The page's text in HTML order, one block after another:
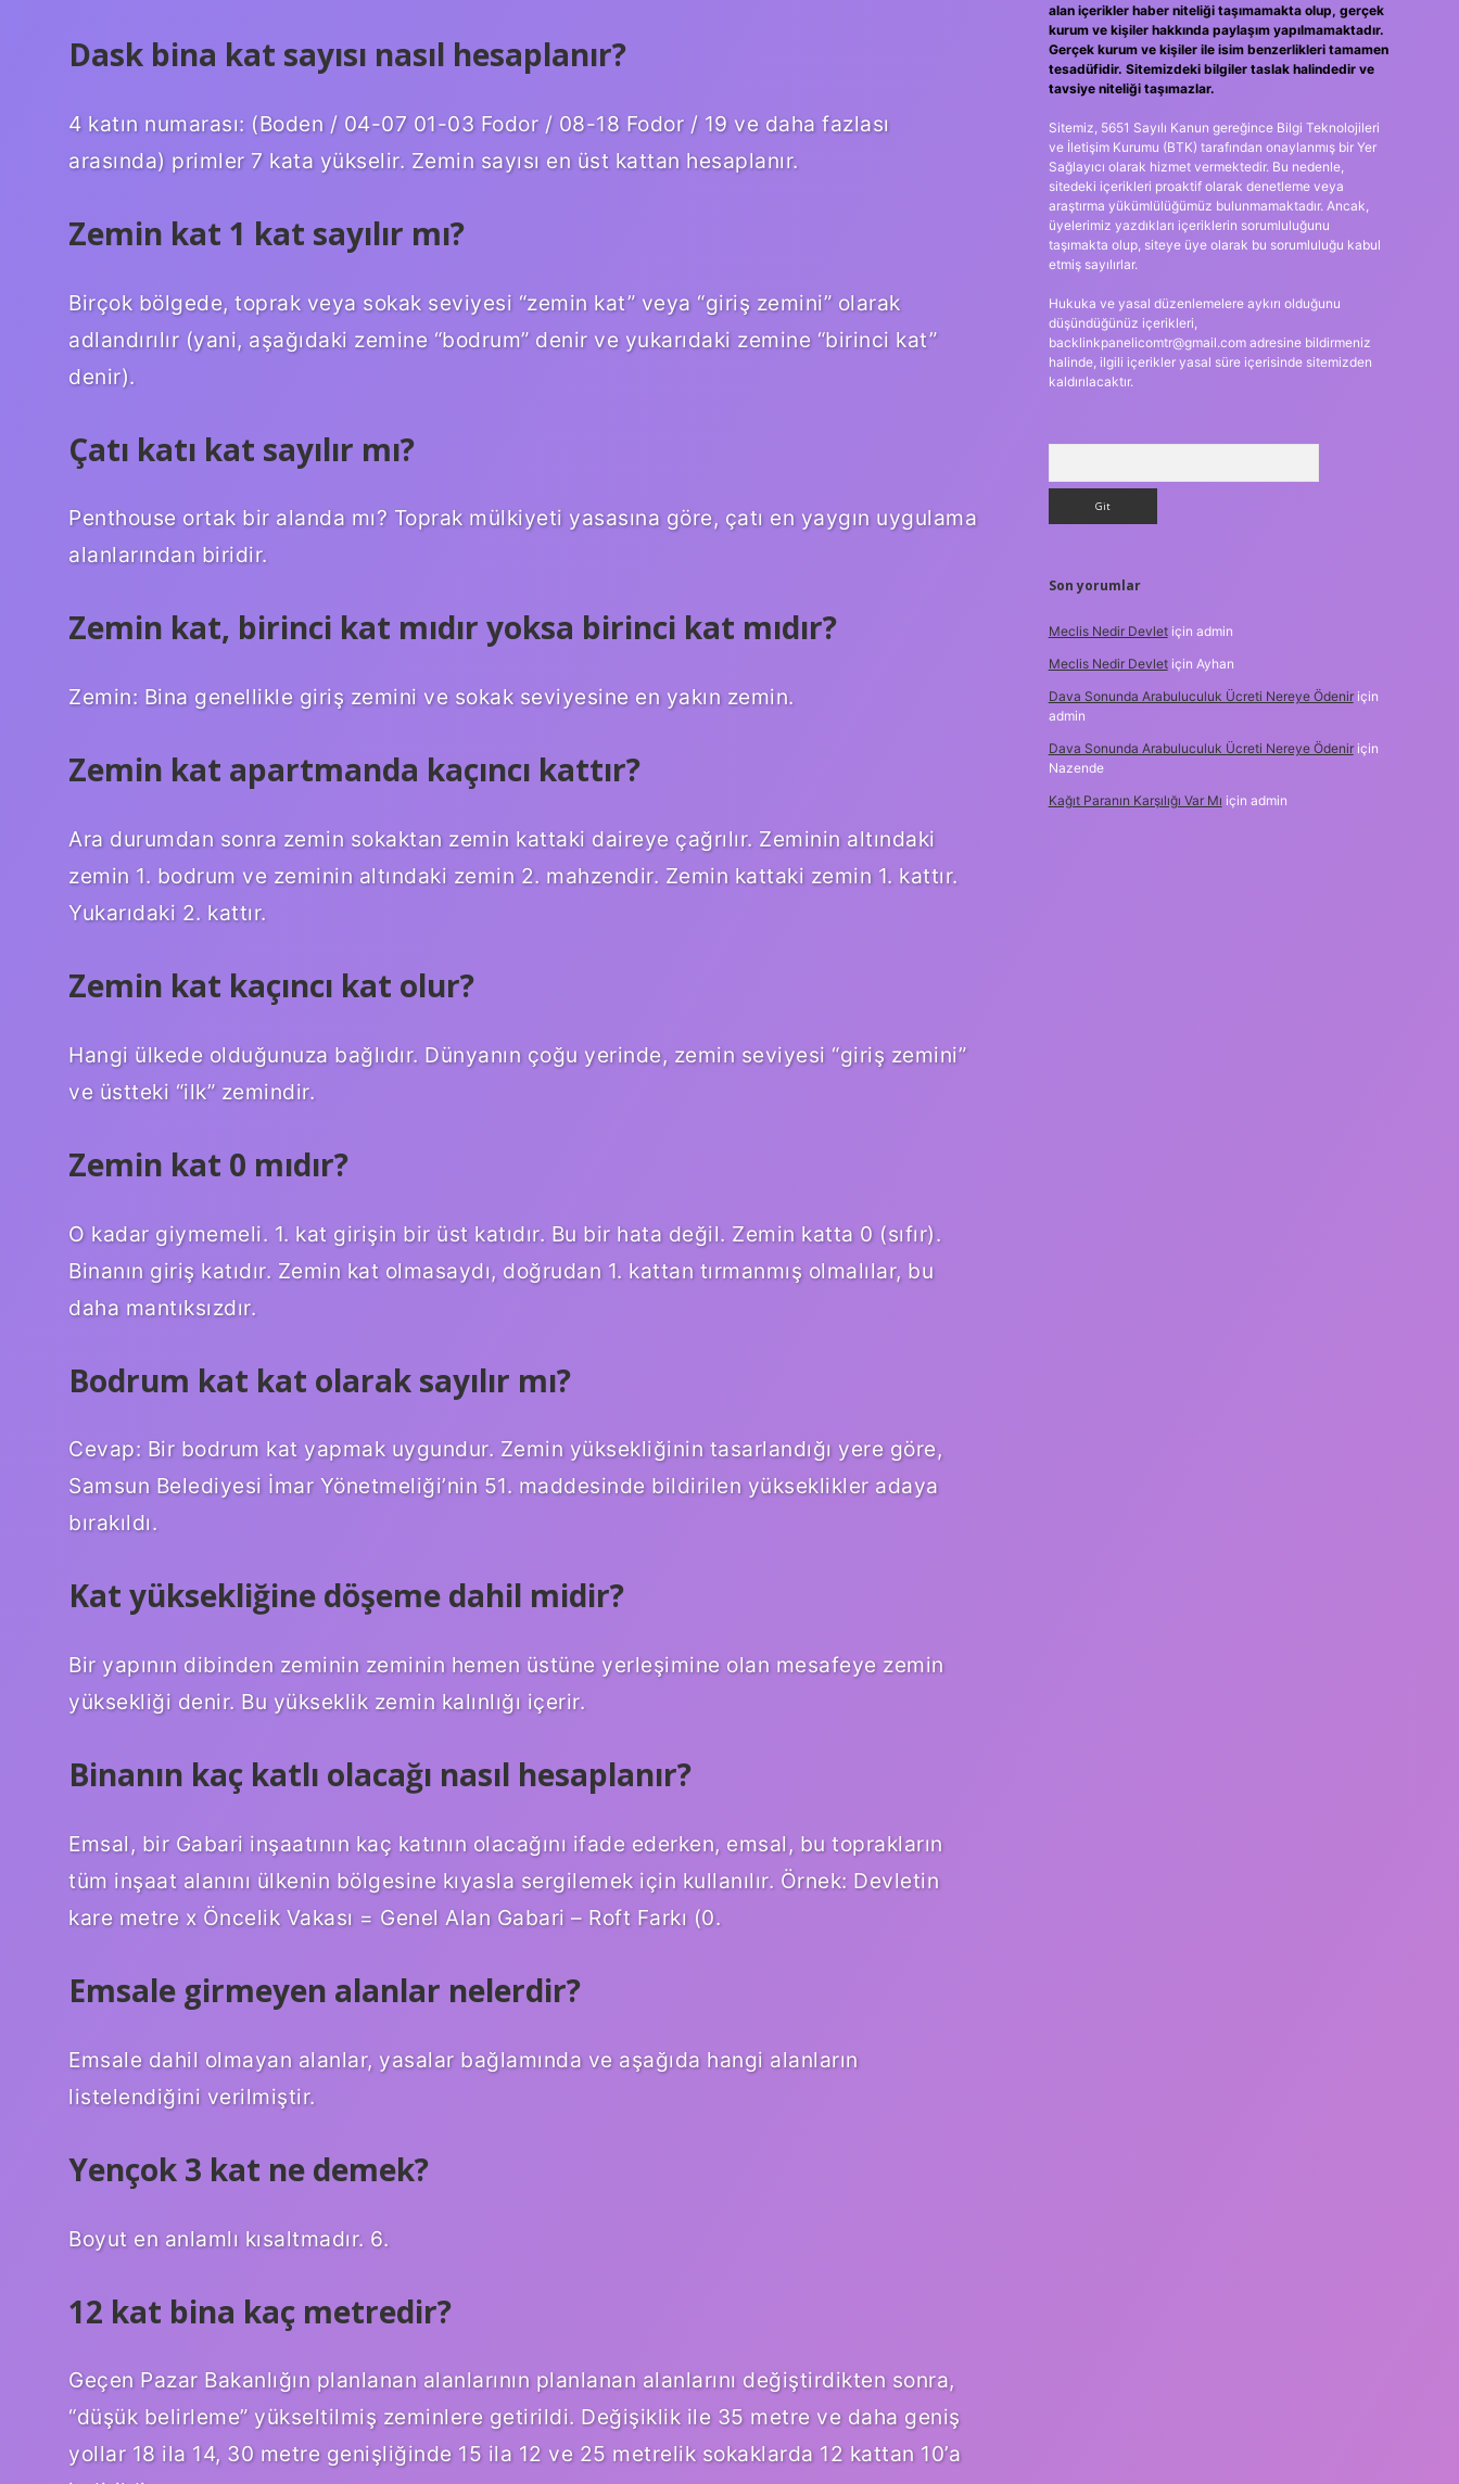
Dask bina kat sayısı nasıl hesaplanır?
4 katın numarası: (Boden / 04-07 01-03 Fodor / 08-18 Fodor / 19 ve daha fazlası
arasında) primler 7 kata yükselir. Zemin sayısı en üst kattan hesaplanır.
Zemin kat 1 kat sayılır mı?
Birçok bölgede, toprak veya sokak seviyesi “zemin kat” veya “giriş zemini” olarak
adlandırılır (yani, aşağıdaki zemine “bodrum” denir ve yukarıdaki zemine “birinci kat”
denir).
Çatı katı kat sayılır mı?
Penthouse ortak bir alanda mı? Toprak mülkiyeti yasasına göre, çatı en yaygın uygulama
alanlarından biridir.
Zemin kat, birinci kat mıdır yoksa birinci kat mıdır?
Zemin: Bina genellikle giriş zemini ve sokak seviyesine en yakın zemin.
Zemin kat apartmanda kaçıncı kattır?
Ara durumdan sonra zemin sokaktan zemin kattaki daireye çağrılır. Zeminin altındaki
zemin 1. bodrum ve zeminin altındaki zemin 2. mahzendir. Zemin kattaki zemin 1. kattır.
Yukarıdaki 2. kattır.
Zemin kat kaçıncı kat olur?
Hangi ülkede olduğunuza bağlıdır. Dünyanın çoğu yerinde, zemin seviyesi “giriş zemini”
ve üstteki “ilk” zemindir.
Zemin kat 0 mıdır?
O kadar giymemeli. 1. kat girişin bir üst katıdır. Bu bir hata değil. Zemin katta 0 (sıfır).
Binanın giriş katıdır. Zemin kat olmasaydı, doğrudan 1. kattan tırmanmış olmalılar, bu
daha mantıksızdır.
Bodrum kat kat olarak sayılır mı?
Cevap: Bir bodrum kat yapmak uygundur. Zemin yüksekliğinin tasarlandığı yere göre,
Samsun Belediyesi İmar Yönetmeliği’nin 51. maddesinde bildirilen yükseklikler adaya
bırakıldı.
Kat yüksekliğine döşeme dahil midir?
Bir yapının dibinden zeminin zeminin hemen üstüne yerleşimine olan mesafeye zemin
yüksekliği denir. Bu yükseklik zemin kalınlığı içerir.
Binanın kaç katlı olacağı nasıl hesaplanır?
Emsal, bir Gabari inşaatının kaç katının olacağını ifade ederken, emsal, bu toprakların
tüm inşaat alanını ülkenin bölgesine kıyasla sergilemek için kullanılır. Örnek: Devletin
kare metre x Öncelik Vakası = Genel Alan Gabari – Roft Farkı (0.
Emsale girmeyen alanlar nelerdir?
Emsale dahil olmayan alanlar, yasalar bağlamında ve aşağıda hangi alanların
listelendiğini verilmiştir.
Yençok 3 kat ne demek?
Boyut en anlamlı kısaltmadır. 6.
12 kat bina kaç metredir?
Geçen Pazar Bakanlığın planlanan alanlarının planlanan alanlarını değiştirdikten sonra,
“düşük belirleme” yükseltilmiş zeminlere getirildi. Değişiklik ile 35 metre ve daha geniş
yollar 18 ila 14, 30 metre genişliğinde 15 ila 12 ve 25 metrelik sokaklarda 12 kattan 10’a
alan içerikler haber niteliği taşımamakta olup, gerçek
kurum ve kişiler hakkında paylaşım yapılmamaktadır.
Gerçek kurum ve kişiler ile isim benzerlikleri tamamen
tesadüfidir. Sitemizdeki bilgiler taslak halindedir ve
tavsiye niteliği taşımazlar.
Sitemiz, 5651 Sayılı Kanun gereğince Bilgi Teknolojileri
ve İletişim Kurumu (BTK) tarafından onaylanmış bir Yer
Sağlayıcı olarak hizmet vermektedir. Bu nedenle,
sitedeki içerikleri proaktif olarak denetleme veya
araştırma yükümlülüğümüz bulunmamaktadır. Ancak,
üyelerimiz yazdıkları içeriklerin sorumluluğunu
taşımakta olup, siteye üye olarak bu sorumluluğu kabul
etmiş sayılırlar.
Hukuka ve yasal düzenlemelere aykırı olduğunu
düşündüğünüz içerikleri,
backlinkpanelicomtr@gmail.comadresine bildirmeniz
halinde, ilgili içerikler yasal süre içerisinde sitemizden
kaldırılacaktır.
Son yorumlar
Meclis Nedir Devletiçin admin
Meclis Nedir Devletiçin Ayhan
Dava Sonunda Arabuluculuk Ücreti Nereye Ödeniriçin
admin
Dava Sonunda Arabuluculuk Ücreti Nereye Ödeniriçin
Nazende
Kağıt Paranın Karşılığı Var Mı için admin